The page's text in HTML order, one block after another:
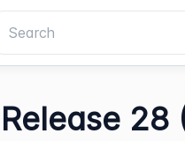
Release 28